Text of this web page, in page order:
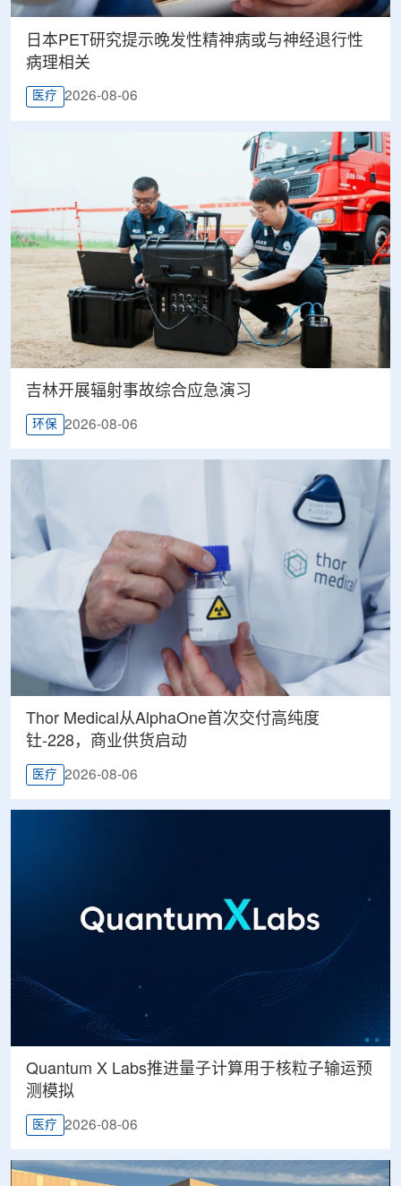
日本PET研究提示晚发性精神病或与神经退行性
病理相关
医疗 2026-08-06
吉林开展辐射事故综合应急演习
环保 2026-08-06
Thor Medical从AlphaOne首次交付高纯度
钍-228，商业供货启动
医疗 2026-08-06
Quantum X Labs推进量子计算用于核粒子输运预
测模拟
医疗 2026-08-06